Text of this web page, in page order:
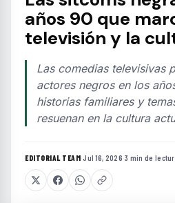
años 90 que
televisión y la
Las comedias televisivas
actores negros en los
historias familiares y
resuenan en la cultura
EDITORIAL TEAM·Jul 16, 2026·3 min de